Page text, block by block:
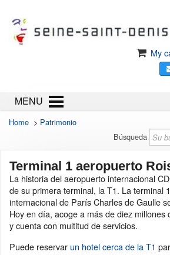
My
MENU
Home > Patrimonio
Búsqueda
Terminal 1 aeropuerto
La historia del aeropuerto internacional
de su primera terminal, la T1. La terminal
internacional de París Charles de Gaulle
Hoy en día, acoge a más de diez millones
y cuenta con multitud de servicios.
Puede reservar un hotel cerca de la T1